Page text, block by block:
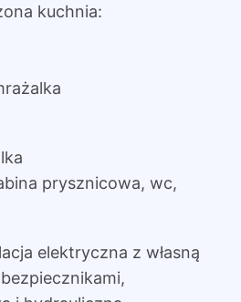
kuchnia:
prysznicowa, wc,
elektryczna z własną